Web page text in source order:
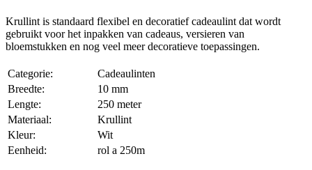
Krullint is standaard flexibel en decoratief cadeaulint dat wordt
gebruikt voor het inpakken van cadeaus, versieren van
bloemstukken en nog veel meer decoratieve toepassingen.
Categorie:
Cadeaulinten
Breedte:
10 mm
Lengte:
250 meter
Materiaal:
Krullint
Kleur:
Wit
Eenheid:
rol a 250m